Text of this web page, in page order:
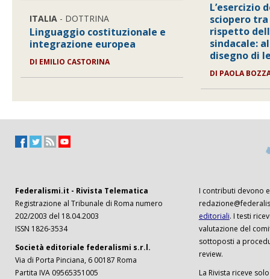
ITALIA - DOTTRINA
Linguaggio costituzionale e
integrazione europea
DI EMILIO CASTORINA
L’esercizio
sciopero
rispetto
sindacale:
disegno di
DI PAOLA
Federalismi.it - Rivista Telematica
Registrazione al Tribunale di Roma numero
202/2003 del 18.04.2003
ISSN 1826-3534
Società editoriale federalismi s.r.l.
Via di Porta Pinciana, 6 00187 Roma
Partita IVA 09565351005
I contributi devono
editoriali. I testi
valutazione del
sottoposti a
review.
La Rivista riceve